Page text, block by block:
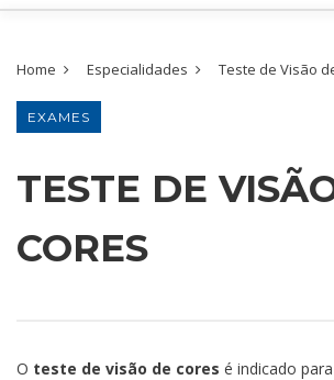
Home Especialidades Teste de Visão
EXAMES
TESTE DE
CORES
O teste de visão de cores é indicado